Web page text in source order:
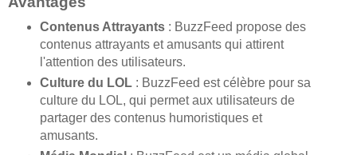
Contenus Attrayants: BuzzFeed propose des
contenus attrayants et amusants qui attirent
l'attention des utilisateurs.
Culture du LOL: BuzzFeed est célèbre pour sa
culture du LOL, qui permet aux utilisateurs de
partager des contenus humoristiques et
amusants.